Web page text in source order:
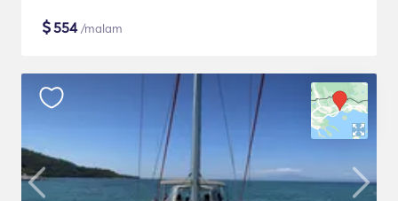
$554/malam